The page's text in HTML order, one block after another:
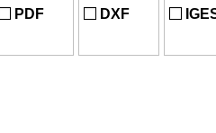
PDF DXF